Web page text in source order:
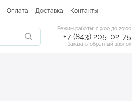
Оплата Доставка Контакты
Режим работы: с 9:00 до 20:00
+7 (843) 205-02-75
Заказать обратный звонок